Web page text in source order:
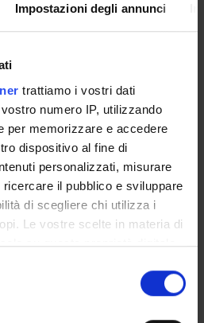
Impostazioni degli annunci
trattiamo i vostri dati
numero IP, utilizzando
per memorizzare e accedere
dispositivo al fine di
personalizzati, misurare
il pubblico e sviluppare
di scegliere chi utilizza i
Le vostre scelte in materia di
su questa proprietà digitale
consenso in qualsiasi
sui cookie o facendo clic
- Sala
- 1]
Roberto
Budget
demand
- Sala
Vaona
- 1]
Roberto
Ricciuti
perfect
monopoly,
oligopoly